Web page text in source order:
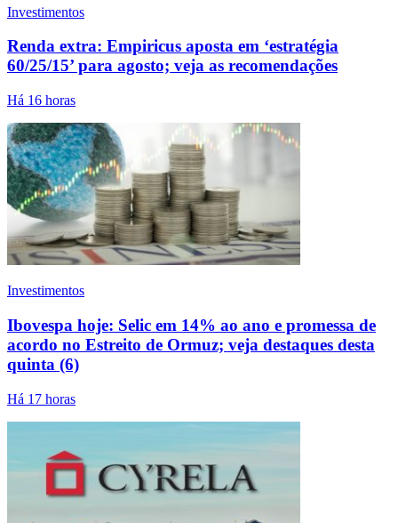
Investimentos
Renda extra: Empiricus aposta em ‘estratégia
60/25/15’ para agosto; veja as recomendações
Há 16 horas
Investimentos
Ibovespa hoje: Selic em 14% ao ano e promessa de
acordo no Estreito de Ormuz; veja destaques desta
quinta (6)
Há 17 horas